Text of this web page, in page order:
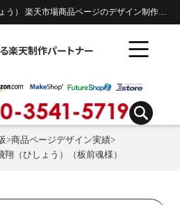
板前魂様の板前魂の飛翔（ひしょう） 楽天市場商品ページのデザイン制作実績 | 食品・飲料・お酒
楽天制作パートナー
>商品ページデザイン実績>
翔（ひしょう）（板前魂様）